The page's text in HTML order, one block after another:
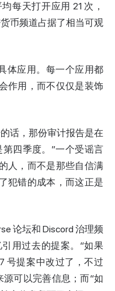
每天打开应用 21 次，
币频道占据了相当可观
体应用。每一个应用都
作用，而不仅仅是装饰
话，那份审计报告是在
四季度。”一个受谣言
人，而不是那些自信满
犯错的成本，而这正是
论坛和 Discord 治理频
用过去的提案。“如果
号提案中改过了，不过
可以完善信息；而“如